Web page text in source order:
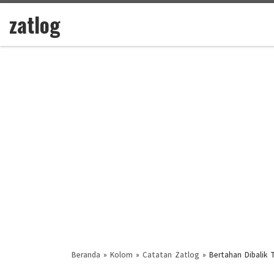
Skip to content
zatlog
Beranda » Kolom » Catatan Zatlog » Bertahan Dibalik